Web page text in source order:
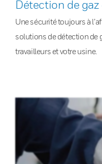
Détection de
Une sécurité toujours à
solutions de détection de
travailleurs et votre usine.